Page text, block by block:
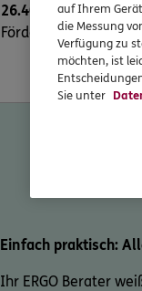
26.400 Eurokommen
Förderungen erfüllen.
Einfach praktisch:
Ihr ERGO Berater
auf Ihrem
die Messung
Verfügung zu
möchten, ist
Sie unter